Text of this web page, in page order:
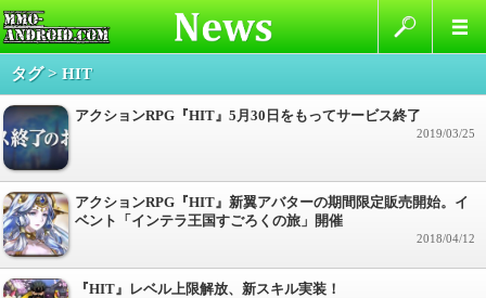
タグ > HIT
アクションRPG『HIT』5月30日をもってサービス終了
2019/03/25
アクションRPG『HIT』新翼アバターの期間限定販売開始。イ
ベント「インテラ王国すごろくの旅」開催
2018/04/12
『HIT』レベル上限解放、新スキル実装！